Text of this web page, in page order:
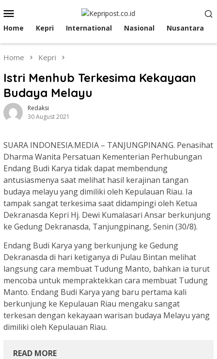
to
contentMenu
Home Kepri International Nasional Nusantara
Home Kepri
Istri Menhub Terkesima Kekayaan
Budaya Melayu
Redaksi
30 August 2021
SUARA INDONESIA.MEDIA – TANJUNGPINANG. Penasihat
Dharma Wanita Persatuan Kementerian Perhubungan
Endang Budi Karya tidak dapat membendung
antusiasmenya saat melihat hasil kerajinan tangan
budaya melayu yang dimiliki oleh Kepulauan Riau. Ia
tampak sangat terkesima saat didampingi oleh Ketua
Dekranasda Kepri Hj. Dewi Kumalasari Ansar berkunjung
ke Gedung Dekranasda, Tanjungpinang, Senin (30/8).
Endang Budi Karya yang berkunjung ke Gedung
Dekranasda di hari ketiganya di Pulau Bintan melihat
langsung cara membuat Tudung Manto, bahkan ia turut
mencoba untuk mempraktekkan cara membuat Tudung
Manto. Endang Budi Karya yang baru pertama kali
berkunjung ke Kepulauan Riau mengaku sangat
terkesan dengan kekayaan warisan budaya Melayu yang
dimiliki oleh Kepulauan Riau.
READ MORE